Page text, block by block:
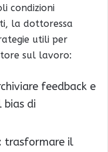
condizioni
la dottoressa
utili per
sul lavoro:
feedback e
di
trasformare il